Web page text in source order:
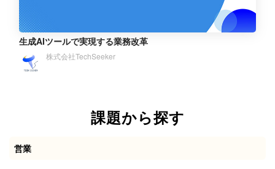
生成AIツールで実現する業務改革
株式会社TechSeeker
課題から探す
営業